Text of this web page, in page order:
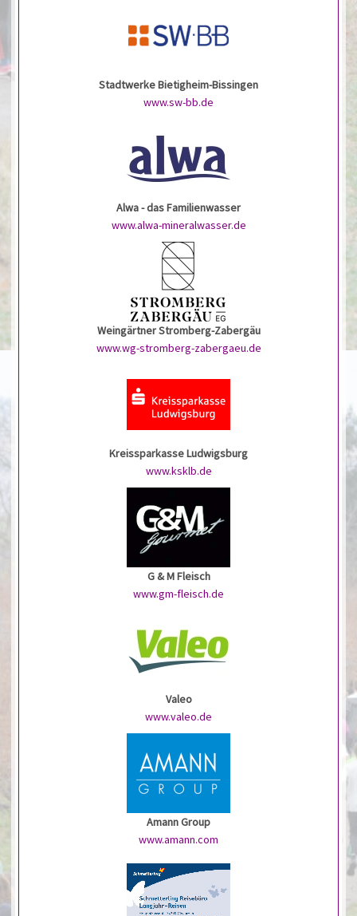
Stadtwerke Bietigheim-Bissingen
www.sw-bb.de
Alwa - das Familienwasser
www.alwa-mineralwasser.de
Weingärtner Stromberg-Zabergäu
www.wg-stromberg-zabergaeu.de
Kreissparkasse Ludwigsburg
www.ksklb.de
G & M Fleisch
www.gm-fleisch.de
Valeo
www.valeo.de
Amann Group
www.amann.com